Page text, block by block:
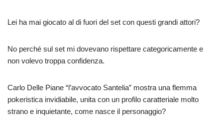
Lei ha mai giocato al di fuori del set con questi grandi attori?
No perché sul set mi dovevano rispettare categoricamente e
non volevo troppa confidenza.
Carlo Delle Piane “l’avvocato Santelia” mostra una flemma
pokeristica invidiabile, unita con un profilo caratteriale molto
strano e inquietante, come nasce il personaggio?